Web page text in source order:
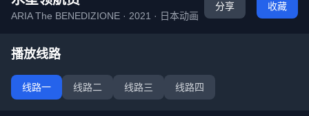
ARIA The BENEDIZIONE · 2021 · 日本动画
分享 收藏
播放线路
线路一 线路二 线路三 线路四